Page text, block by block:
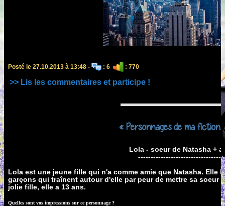
Posté le 27.10.2013 à 13:48 - : 6 : 770
>> Lis les commentaires et participe !
« Personnages de ma
Lola - soeur de Natasha +
Lola est une jeune fille qui n'a comme amie que Natasha. Elle
garçons qui traînent autour d'elle par peur de mettre sa soeur
jolie fille, elle a 13 ans.
Quelles sont vos impressions sur ce personnage ?